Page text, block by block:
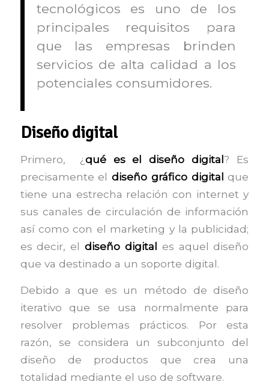
tecnológicos es uno de los
principales requisitos para
que las empresas brinden
servicios de alta calidad a los
potenciales consumidores.
Diseño digital
Primero, ¿qué es el diseño digital? Es
precisamente eldiseño gráfico digital que
tiene una estrecha relación con internet y
sus canales de circulación de información
así como con el marketing y la publicidad;
es decir, eldiseño digital es aquel diseño
que va destinado a un soporte digital.
Debido a que es un método de diseño
iterativo que se usa normalmente para
resolver problemas prácticos. Por esta
razón, se considera un subconjunto del
diseño de productos que crea una
totalidad mediante el uso de software.